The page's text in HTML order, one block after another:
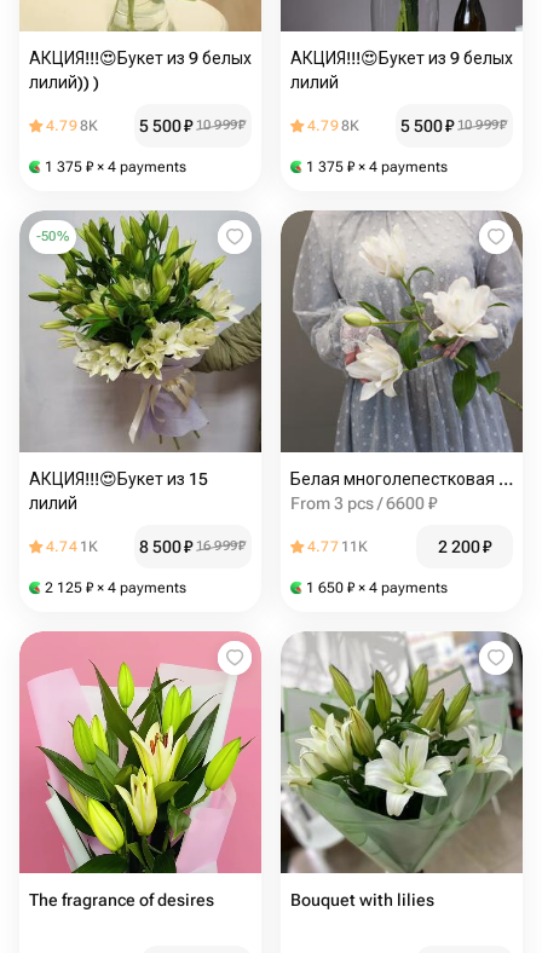
АКЦИЯ!!!😍Букет из 9 белых
лилий)) )
4.798K 5 500₽ 10 999₽
1 375 ₽ × 4 payments
АКЦИЯ!!!😍Букет из 9 белых
лилий
4.798K 5 500₽ 10 999₽
1 375 ₽ × 4 payments
-50%
АКЦИЯ!!!😍Букет из 15
лилий
4.74 1K 8 500₽ 16 999₽
2 125 ₽ × 4 payments
Белая многолепестковая лилия
From 3 pcs / 6600 ₽
4.77 11K 2 200₽
1 650 ₽ × 4 payments
The fragrance of desires Bouquet with lilies